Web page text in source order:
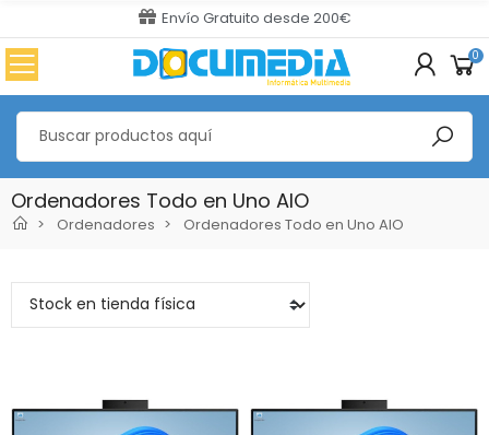
Envío Gratuito desde 200€
0
Ordenadores Todo en Uno AIO
Ordenadores Ordenadores Todo en Uno AIO